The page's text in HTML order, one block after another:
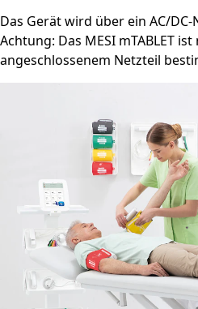
Das Gerät wird über ein AC/
Achtung: Das MESI mTABLET
angeschlossenem Netzteil